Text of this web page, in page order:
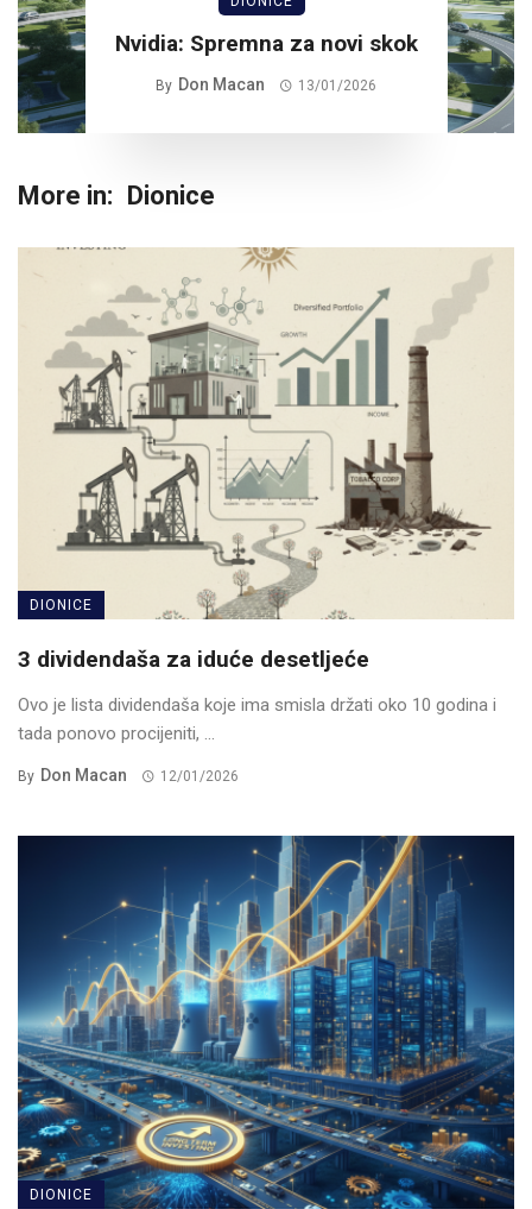
Nvidia: Spremna za novi skok
By Don Macan 13/01/2026
More in: Dionice
DIONICE
3 dividendaša za iduće desetljeće
Ovo je lista dividendaša koje ima smisla držati oko 10 godina i
tada ponovo procijeniti, ...
By Don Macan 12/01/2026
DIONICE